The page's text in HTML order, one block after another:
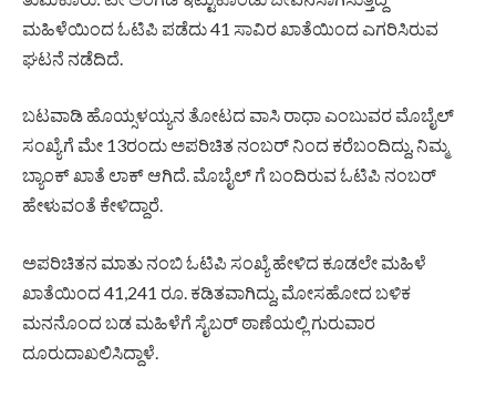
ಮಹಿಳೆಯಿಂದ ಓಟಿಪಿ ಪಡೆದು 41 ಸಾವಿರ ಖಾತೆಯಿಂದ ಎಗರಿಸಿರುವ
ಘಟನೆ ನಡೆದಿದೆ.
ಬಟವಾಡಿ ಹೊಯ್ಸಳಯ್ಯನ ತೋಟದ ವಾಸಿ ರಾಧಾ ಎಂಬುವರ ಮೊಬೈಲ್
ಸಂಖ್ಯೆಗೆ ಮೇ 13ರಂದು ಅಪರಿಚಿತ ನಂಬರ್‌ ನಿಂದ ಕರೆಬಂದಿದ್ದು, ನಿಮ್ಮ
ಬ್ಯಾಂಕ್ ಖಾತೆ ಲಾಕ್ ಆಗಿದೆ. ಮೊಬೈಲ್‌ ಗೆ ಬಂದಿರುವ ಓಟಿಪಿ ನಂಬರ್
ಹೇಳುವಂತೆ ಕೇಳಿದ್ದಾರೆ.
ಅಪರಿಚಿತನ ಮಾತು ನಂಬಿ ಓಟಿಪಿ ಸಂಖ್ಯೆ ಹೇಳಿದ ಕೂಡಲೇ ಮಹಿಳೆ
ಖಾತೆಯಿಂದ 41,241 ರೂ. ಕಡಿತವಾಗಿದ್ದು, ಮೋಸಹೋದ ಬಳಿಕ
ಮನನೊಂದ ಬಡ ಮಹಿಳೆಗೆ ಸೈಬರ್ ಠಾಣೆಯಲ್ಲಿ ಗುರುವಾರ
ದೂರುದಾಖಲಿಸಿದ್ದಾಳೆ.